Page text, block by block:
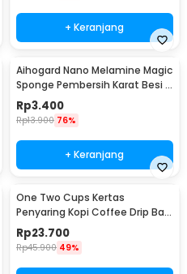
+ Keranjang
Aihogard Nano Melamine Magic
Sponge Pembersih Karat Besi -
CW62
Rp3.400
Rp13.900 76%
+ Keranjang
One Two Cups Kertas
Penyaring Kopi Coffee Drip Bag
Paper Filter 50PCS - T111
Rp23.700
Rp45.900 49%